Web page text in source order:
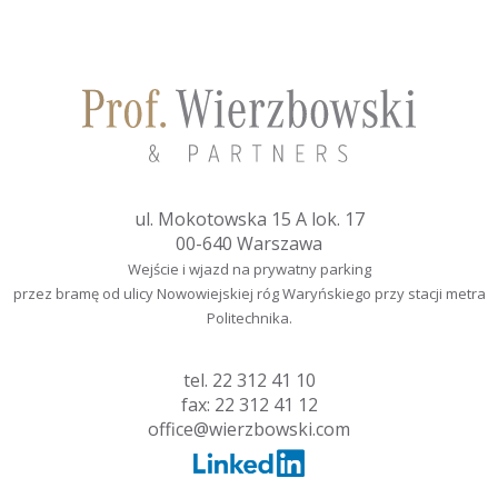
ul. Mokotowska 15 A lok. 17
00-640 Warszawa
Wejście i wjazd na prywatny parking
przez bramę od ulicy Nowowiejskiej róg Waryńskiego przy stacji metra
Politechnika.
tel. 22 312 41 10
fax: 22 312 41 12
office@wierzbowski.com